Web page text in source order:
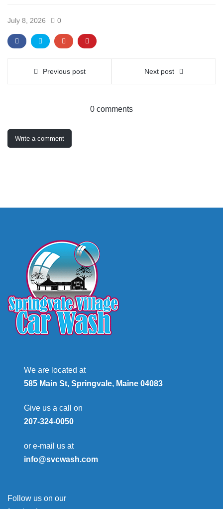
July 8, 2026 0
Previous post Next post
0 comments
Write a comment
We are located at
585 Main St, Springvale, Maine 04083
Give us a call on
207-324-0050
or e-mail us at
info@svcwash.com
Follow us on our